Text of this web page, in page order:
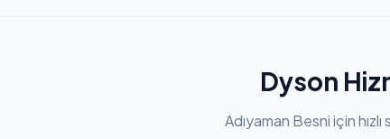
Dyson
Adıyaman Besni için